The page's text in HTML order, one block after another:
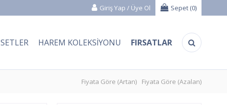
Giriş Yap / Üye Ol Sepet (0)
SETLER HAREM KOLEKSIYONU FIRSATLAR
Fiyata Göre (Artan) Fiyata Göre (Azalan)